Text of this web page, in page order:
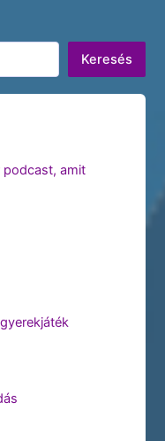
Keresés
podcast, amit